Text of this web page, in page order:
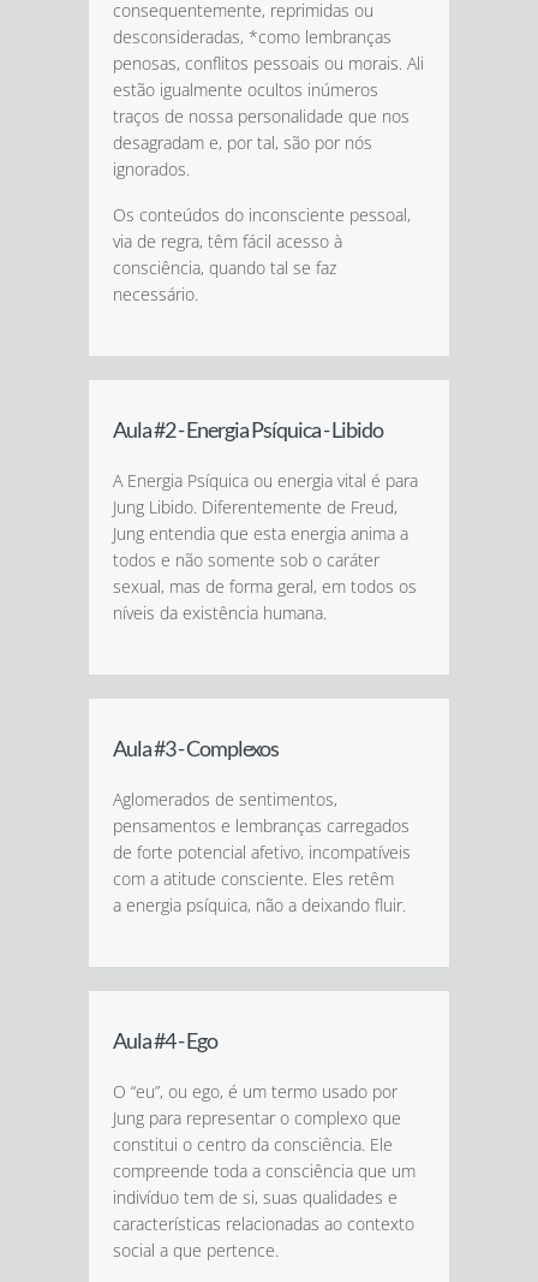
consequentemente, reprimidas ou
desconsideradas, *como lembranças
penosas, conflitos pessoais ou morais. Ali
estão igualmente ocultos inúmeros
traços de nossa personalidade que nos
desagradam e, por tal, são por nós
ignorados.
Os conteúdos do inconsciente pessoal,
via de regra, têm fácil acesso à
consciência, quando tal se faz
necessário.
Aula #2 - Energia Psíquica - Libido
A Energia Psíquica ou energia vital é para
Jung Libido. Diferentemente de Freud,
Jung entendia que esta energia anima a
todos e não somente sob o caráter
sexual, mas de forma geral, em todos os
níveis da existência humana.
Aula #3 - Complexos
Aglomerados de sentimentos,
pensamentos e lembranças carregados
de forte potencial afetivo, incompatíveis
com a atitude consciente. Eles retêm
a energia psíquica, não a deixando fluir.
Aula #4 - Ego
O “eu”, ou ego, é um termo usado por
Jung para representar o complexo que
constitui o centro da consciência. Ele
compreende toda a consciência que um
indivíduo tem de si, suas qualidades e
características relacionadas ao contexto
social a que pertence.